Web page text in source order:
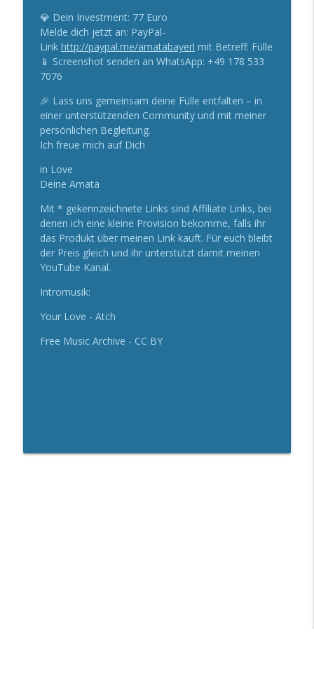
💎 Dein Investment: 77 Euro
Melde dich jetzt an: PayPal-
Link http://paypal.me/amatabayerl mit Betreff: Fülle
📱 Screenshot senden an WhatsApp: +49 178 533
7076
🎉 Lass uns gemeinsam deine Fülle entfalten – in
einer unterstützenden Community und mit meiner
persönlichen Begleitung.
Ich freue mich auf Dich
in Love
Deine Amata
Mit * gekennzeichnete Links sind Affiliate Links, bei
denen ich eine kleine Provision bekomme, falls ihr
das Produkt über meinen Link kauft. Für euch bleibt
der Preis gleich und ihr unterstützt damit meinen
YouTube Kanal.
Intromusik:
Your Love - Atch
Free Music Archive - CC BY